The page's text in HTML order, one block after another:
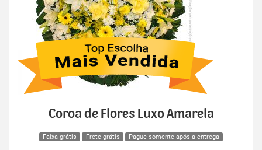
Coroa de Flores Luxo Amarela
Faixa grátis Frete grátis Pague somente após a entrega